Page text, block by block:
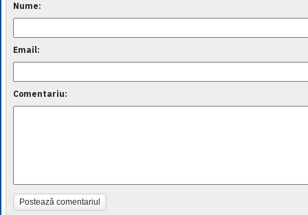
Nume:
Email:
Comentariu:
Postează comentariul